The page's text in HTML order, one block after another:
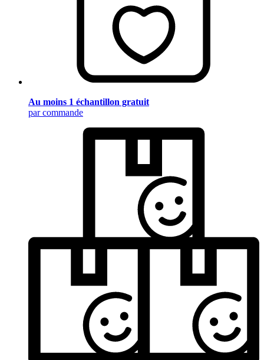
Au moins 1 échantillon gratuit
par commande